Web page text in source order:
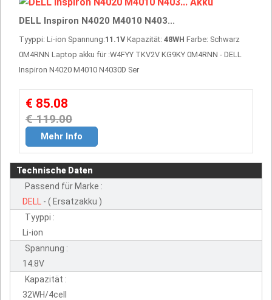
DELL Inspiron N4020 M4010 N403...
Tyyppi: Li-ion Spannung:11.1V Kapazität: 48WH Farbe: Schwarz
0M4RNN Laptop akku für :W4FYY TKV2V KG9KY 0M4RNN - DELL
Inspiron N4020 M4010 N4030D Ser
€ 85.08
€ 119.00
Mehr Info
Technische Daten
Passend für Marke :
DELL - ( Ersatzakku )
Tyyppi :
Li-ion
Spannung :
14.8V
Kapazität :
32WH/4cell